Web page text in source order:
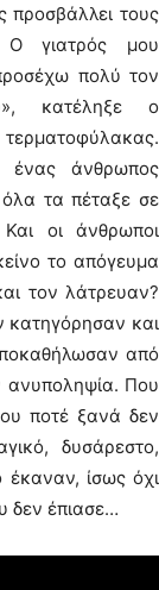
προσβάλλει τους
Ο γιατρός μου
πολύ τον
κατέληξε ο
ένας άνθρωπος
τα πέταξε σε
Και οι άνθρωποι
το απόγευμα
τον λάτρευαν?
κατηγόρησαν και
από
ανυποληψία. Που
ποτέ ξανά δεν
δυσάρεστο,
έκαναν, ίσως όχι
δεν έπιασε…